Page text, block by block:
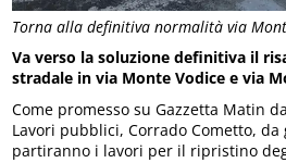
Torna alla definitiva normalità via
Va verso la soluzione definitiva il
stradale in via Monte Vodice e via
Come promesso su Gazzetta Matin
Lavori pubblici, Corrado Cometto,
partiranno i lavori per il ripristino